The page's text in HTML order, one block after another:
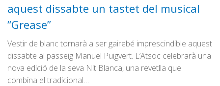
aquest dissabte un tastet del musical
“Grease”
Vestir de blanc tornarà a ser gairebé imprescindible aquest
dissabte al passeig Manuel Puigvert. L’Atsoc celebrarà una
nova edició de la seva Nit Blanca, una revetlla que
combina el tradicional…